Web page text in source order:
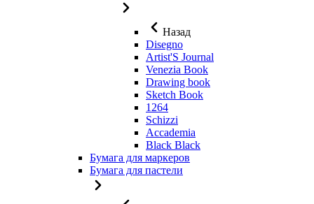
Назад
Disegno
Artist'S Journal
Venezia Book
Drawing book
Sketch Book
1264
Schizzi
Accademia
Black Black
Бумага для маркеров
Бумага для пастели